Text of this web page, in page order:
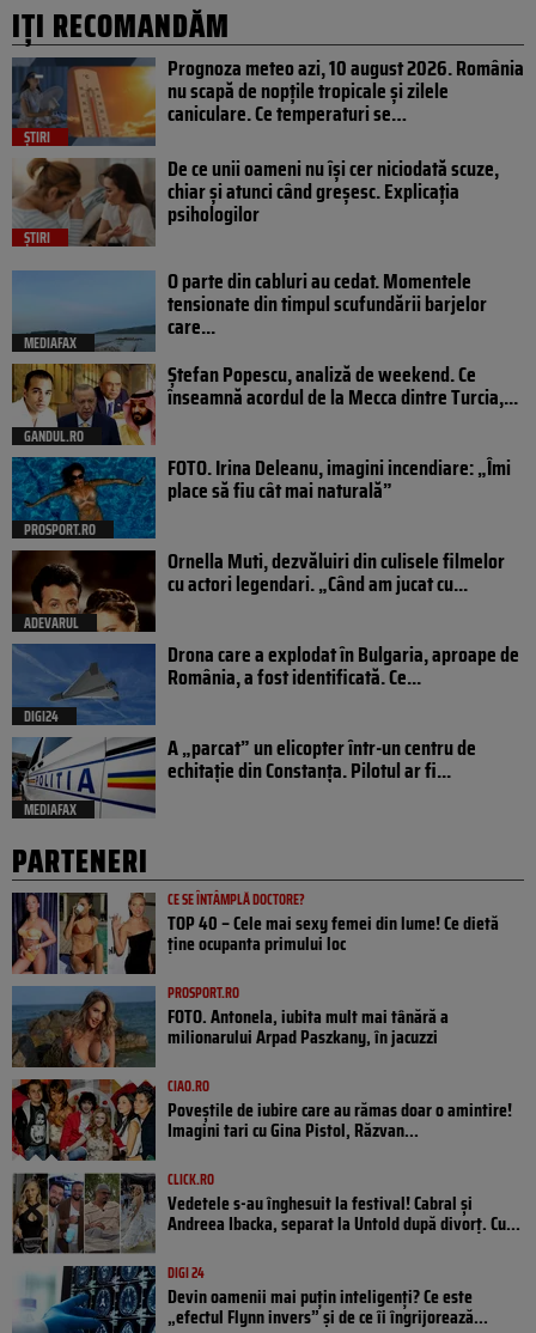
IȚI RECOMANDĂM
ȘTIRI
Prognoza meteo azi, 10 august 2026. România
nu scapă de nopțile tropicale și zilele
caniculare. Ce temperaturi se…
ȘTIRI
De ce unii oameni nu își cer niciodată scuze,
chiar și atunci când greșesc. Explicația
psihologilor
MEDIAFAX
O parte din cabluri au cedat. Momentele
tensionate din timpul scufundării barjelor
care...
GANDUL.RO
Ștefan Popescu, analiză de weekend. Ce
înseamnă acordul de la Mecca dintre Turcia,...
PROSPORT.RO
FOTO. Irina Deleanu, imagini incendiare: „Îmi
place să fiu cât mai naturală”
ADEVARUL
Ornella Muti, dezvăluiri din culisele filmelor
cu actori legendari. „Când am jucat cu...
DIGI24
Drona care a explodat în Bulgaria, aproape de
România, a fost identificată. Ce...
MEDIAFAX
A „parcat” un elicopter într-un centru de
echitație din Constanța. Pilotul ar fi...
PARTENERI
CE SE ÎNTÂMPLĂ DOCTORE?
TOP 40 – Cele mai sexy femei din lume! Ce dietă
ține ocupanta primului loc
PROSPORT.RO
FOTO. Antonela, iubita mult mai tânără a
milionarului Arpad Paszkany, în jacuzzi
CIAO.RO
Poveştile de iubire care au rămas doar o amintire!
Imagini tari cu Gina Pistol, Răzvan...
CLICK.RO
Vedetele s-au înghesuit la festival! Cabral și
Andreea Ibacka, separat la Untold după divorț. Cu...
DIGI 24
Devin oamenii mai puțin inteligenți? Ce este
„efectul Flynn invers” și de ce îi îngrijorează...